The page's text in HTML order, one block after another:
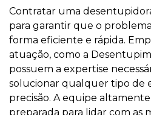
Contratar uma
para garantir que o
forma eficiente e rápida.
atuação, como a
possuem a expertise
solucionar qualquer tipo de
precisão. A equipe
preparada para lidar com as